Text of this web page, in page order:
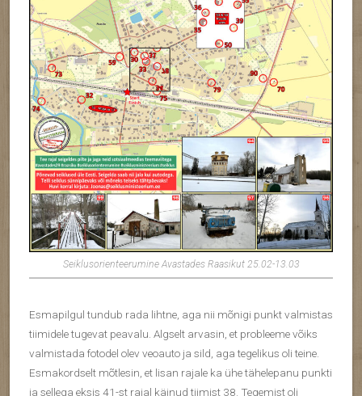
Seiklusorienteerumine Avastades Raasikut 25.02-13.03
Esmapilgul tundub rada lihtne, aga nii mõnigi punkt valmistas
tiimidele tugevat peavalu. Algselt arvasin, et probleeme võiks
valmistada fotodel olev veoauto ja sild, aga tegelikus oli teine.
Esmakordselt mõtlesin, et lisan rajale ka ühe tähelepanu punkti
ja sellega eksis 41-st rajal käinud tiimist 38. Tegemist oli